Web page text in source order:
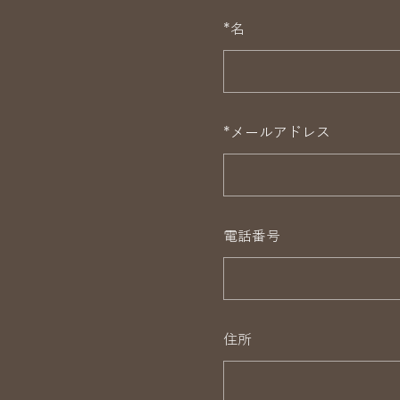
*名
* メールアドレス
電話番号
住所